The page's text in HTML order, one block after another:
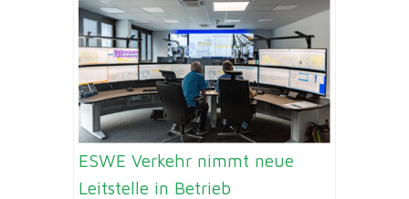
ESWE Verkehr nimmt neue
Leitstelle in Betrieb